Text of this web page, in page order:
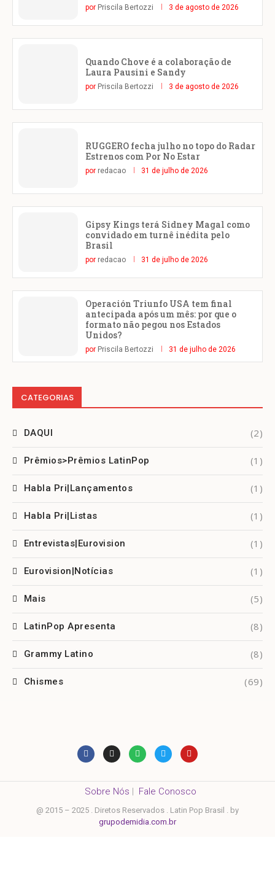
por Priscila Bertozzi 3 de agosto de 2026
Quando Chove é a colaboração de
Laura Pausini e Sandy
por Priscila Bertozzi 3 de agosto de 2026
RUGGERO fecha julho no topo do Radar
Estrenos com Por No Estar
por redacao 31 de julho de 2026
Gipsy Kings terá Sidney Magal como
convidado em turnê inédita pelo
Brasil
por redacao 31 de julho de 2026
Operación Triunfo USA tem final
antecipada após um mês: por que o
formato não pegou nos Estados
Unidos?
por Priscila Bertozzi 31 de julho de 2026
CATEGORIAS
DAQUI (2)
Prêmios>Prêmios LatinPop (1)
Habla Pri|Lançamentos (1)
Habla Pri|Listas (1)
Entrevistas|Eurovision (1)
Eurovision|Notícias (1)
Mais (5)
LatinPop Apresenta (8)
Grammy Latino (8)
Chismes (69)
Sobre Nós | Fale Conosco
@ 2015 – 2025 . Diretos Reservados . Latin Pop Brasil . by
grupodemidia.com.br